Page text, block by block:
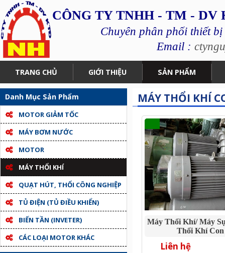
CÔNG TY TNHH - TM -
Chuyên phân phối thiết
Email :
TRANG CHỦ GIỚI THIỆU SẢN PHẨM
Danh Mục Sản Phẩm
MOTOR GIẢM TỐC
MÁY BƠM NƯỚC
MOTOR
MÁY THỔI KHÍ
QUẠT HÚT, THỔI CÔNG NGHIỆP
TỦ ĐIỆN (TỦ ĐIỀU KHIỂN)
BIẾN TẦN (INVETER)
CÁC LOẠI MOTOR KHÁC
MÁY THỔI KHÍ
Máy Thổi Khí/ Máy
Thổi Khí Con
Liên hệ